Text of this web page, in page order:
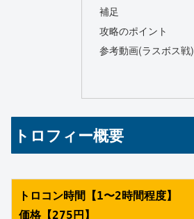
補足
攻略のポイント
参考動画(ラスボス戦)
トロフィー概要
トロコン時間【1〜2時間程度】
価格【275円】